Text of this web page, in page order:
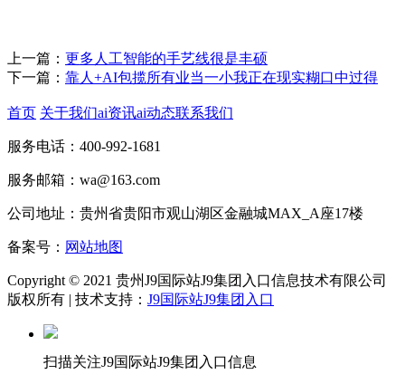
上一篇： 更多人工智能的手艺线很是丰硕
下一篇： 靠人+AI包揽所有业当一小我正在现实糊口中过得
首页 关于我们ai资讯ai动态联系我们
服务电话：400-992-1681
服务邮箱：wa@163.com
公司地址：贵州省贵阳市观山湖区金融城MAX_A座17楼
备案号： 网站地图
Copyright © 2021 贵州J9国际站J9集团入口信息技术有限公司
版权所有 | 技术支持： J9国际站J9集团入口
扫描关注J9国际站J9集团入口信息